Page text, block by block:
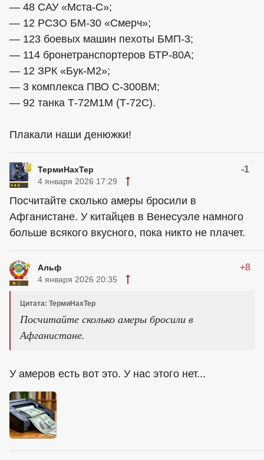
— 48 САУ «Мста-С»;
— 12 РСЗО БМ-30 «Смерч»;
— 123 боевых машин пехоты БМП-3;
— 114 бронетранспортеров БТР-80А;
— 12 ЗРК «Бук-М2»;
— 3 комплекса ПВО С-300ВМ;
— 92 танка Т-72М1М (Т-72С).
Плакали наши денюжки!
ТермиНахТер -1
4 января 2026 17:29
Посчитайте сколько амеры бросили в
Афганистане. У китайцев в Венесуэле намного
больше всякого вкусного, пока никто не плачет.
Альф +8
4 января 2026 20:35
Цитата: ТермиНахТер
Посчитайте сколько амеры бросили в
Афганистане.
У амеров есть вот это. У нас этого нет...